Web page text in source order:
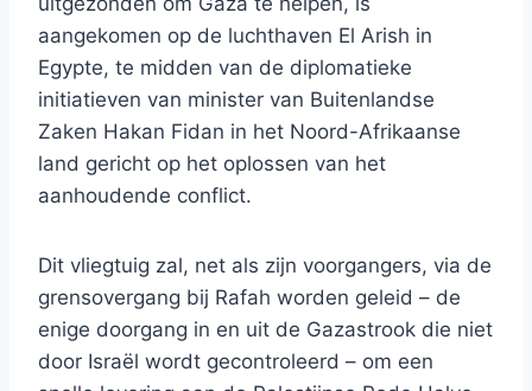
aangekomen op de luchthaven El Arish in
Egypte, te midden van de diplomatieke
initiatieven van minister van Buitenlandse
Zaken Hakan Fidan in het Noord-Afrikaanse
land gericht op het oplossen van het
aanhoudende conflict.
Dit vliegtuig zal, net als zijn voorgangers, via de
grensovergang bij Rafah worden geleid – de
enige doorgang in en uit de Gazastrook die niet
door Israël wordt gecontroleerd – om een ​​